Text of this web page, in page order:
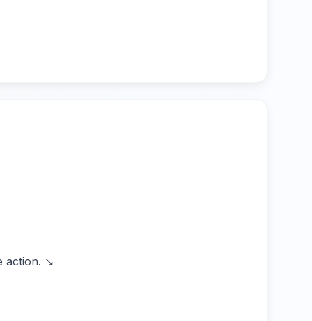
action. ↘